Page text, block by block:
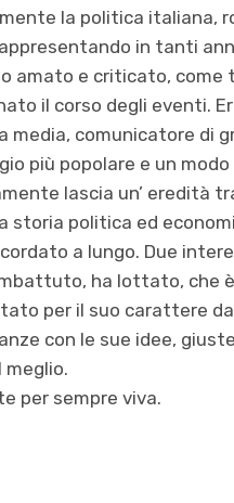
la politica italiana,
in tanti
amato e criticato,
il corso degli eventi.
comunicatore di
più popolare e un
lascia un’ eredità
politica ed
a lungo. Due
ha lottato, che
per il suo carattere
con le sue idee,
meglio.
per sempre viva.